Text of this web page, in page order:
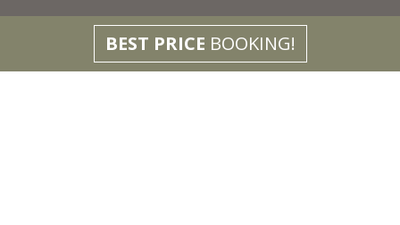
BEST PRICE BOOKING!